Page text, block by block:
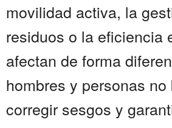
movilidad activa, la
residuos o la
afectan de forma
hombres y personas
corregir sesgos y